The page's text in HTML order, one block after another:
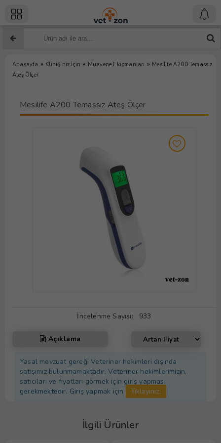
Anasayfa » Kliniğiniz İçin » Muayene Ekipmanları » Mesilife A200 Temassız
Ateş Ölçer
Mesilife A200 Temassız Ateş Ölçer
İncelenme Sayısı: 933
Açıklama
Yasal mevzuat gereği Veteriner hekimleri dışında
satışımız bulunmamaktadır. Veteriner hekimlerimizin,
satıcıları ve fiyatları görmek için giriş yapması
gerekmektedir. Giriş yapmak için
Tıklayınız.
İlgili Ürünler